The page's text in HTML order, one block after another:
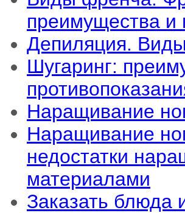
преимущества и
Депиляция.
Шугаринг:
Наращивание
Наращивание
недостатки
материалами
Заказать блюда